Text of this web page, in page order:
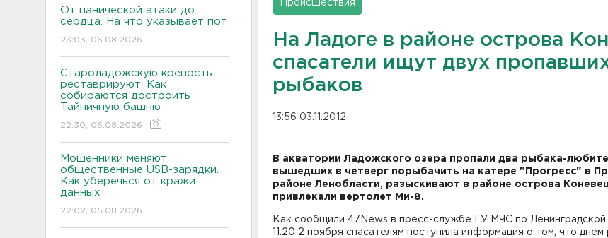
От панической атаки до
сердца. На что указывает пот
23:03, 06.08.2026
Староладожскую крепость
реставрируют. Как
собираются достроить
Тайничную башню
22:30, 06.08.2026
Мошенники меняют
общественные USB-зарядки.
Как уберечься от кражи
данных
22:02, 06.08.2026
Происшествия
На Ладоге в районе острова
спасатели ищут двух
рыбаков
13:56 03.11.2012
В акватории Ладожского озера пропали два рыбака-
вышедших в четверг порыбачить на катере "Прогресс" в
районе Ленобласти, разыскивают в районе острова
привлекали вертолет Ми-8.
Как сообщили 47News в пресс-службе ГУ МЧС по Ленинградской
11:20 2 ноября спасателям поступила информация о том, что днем